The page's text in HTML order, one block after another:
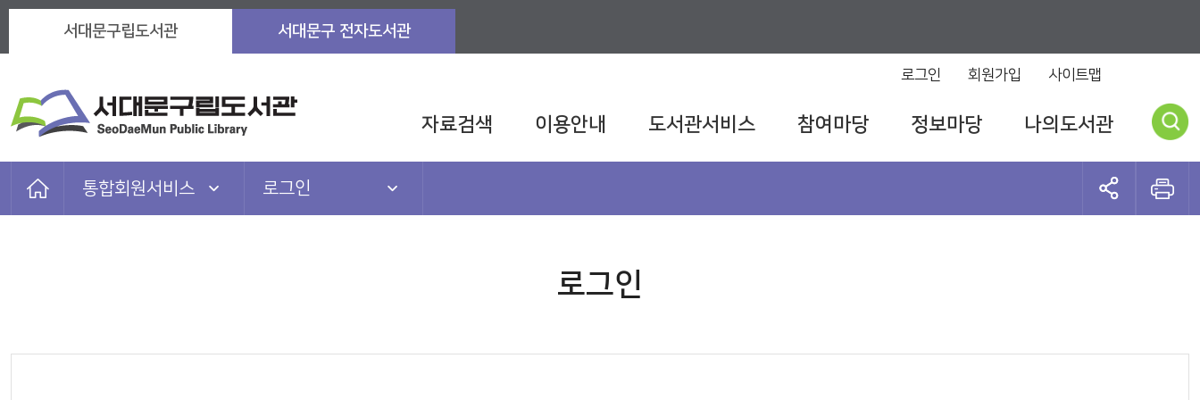
서대문구립도서관 서대문구 전자도서관
로그인 회원가입 사이트맵
자료검색 이용안내 도서관서비스 참여마당 정보마당 나의도서관
통합회원서비스
참여마당
로그인
비밀번호찾기
로그인